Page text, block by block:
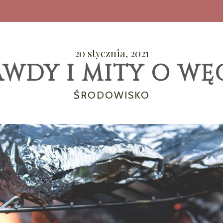
20 stycznia, 2021
I MITY O
CATEGORIES
ŚRODOWISKO